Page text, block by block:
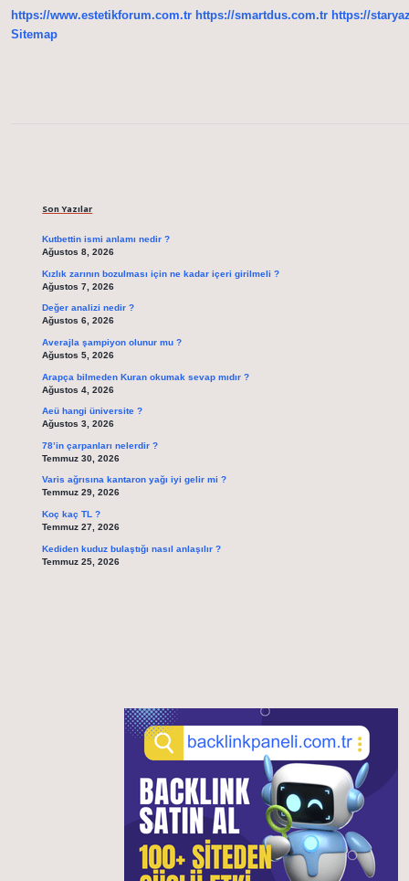
https://www.estetikforum.com.tr https://smartdus.com.tr https://
Sitemap
Son Yazılar
Kutbettin ismi anlamı nedir ?
Ağustos 8, 2026
Kızlık zarının bozulması için ne kadar içeri girilmeli ?
Ağustos 7, 2026
Değer analizi nedir ?
Ağustos 6, 2026
Averajla şampiyon olunur mu ?
Ağustos 5, 2026
Arapça bilmeden Kuran okumak sevap mıdır ?
Ağustos 4, 2026
Aeü hangi üniversite ?
Ağustos 3, 2026
78’in çarpanları nelerdir ?
Temmuz 30, 2026
Varis ağrısına kantaron yağı iyi gelir mi ?
Temmuz 29, 2026
Koç kaç TL ?
Temmuz 27, 2026
Kediden kuduz bulaştığı nasıl anlaşılır ?
Temmuz 25, 2026